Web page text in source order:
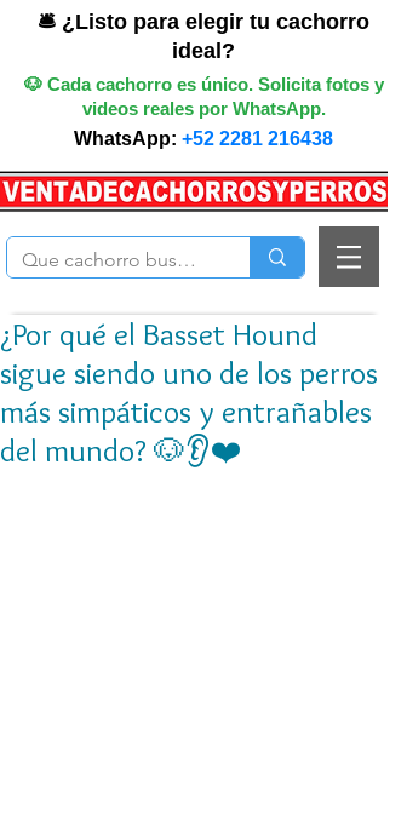
🛎️ ¿Listo para elegir tu cachorro
ideal?
🐶 Cada cachorro es único. Solicita fotos y
videos reales por WhatsApp.
WhatsApp: +52 2281 216438
¿Por qué el Basset Hound
sigue siendo uno de los perros
más simpáticos y entrañables
del mundo? 🐶👂❤️